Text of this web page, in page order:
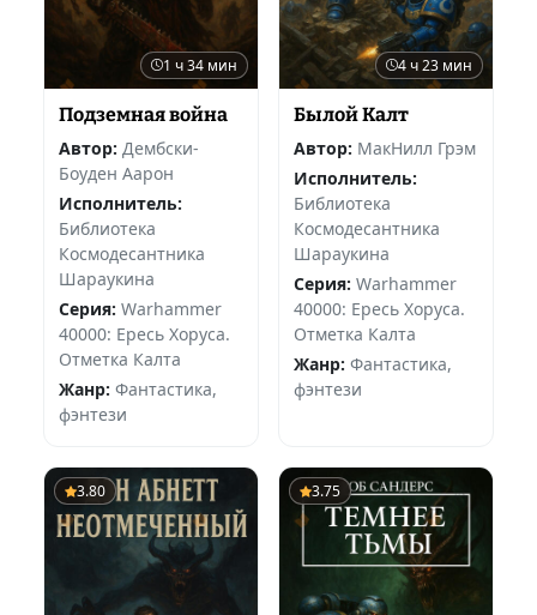
1 ч 34 мин
Подземная война
Автор: Дембски-
Боуден Аарон
Исполнитель:
Библиотека
Космодесантника
Шараукина
Серия: Warhammer
40000: Ересь Хоруса.
Отметка Калта
Жанр: Фантастика,
фэнтези
4 ч 23 мин
Былой Калт
Автор: МакНилл Грэм
Исполнитель:
Библиотека
Космодесантника
Шараукина
Серия: Warhammer
40000: Ересь Хоруса.
Отметка Калта
Жанр: Фантастика,
фэнтези
3.80 3.75